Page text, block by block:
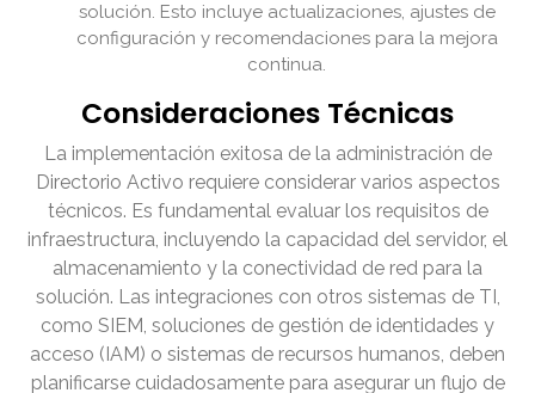
solución. Esto incluye actualizaciones, ajustes de
configuración y recomendaciones para la mejora
continua.
Consideraciones Técnicas
La implementación exitosa de la administración de
Directorio Activo requiere considerar varios aspectos
técnicos. Es fundamental evaluar los requisitos de
infraestructura, incluyendo la capacidad del servidor, el
almacenamiento y la conectividad de red para la
solución. Las integraciones con otros sistemas de TI,
como SIEM, soluciones de gestión de identidades y
acceso (IAM) o sistemas de recursos humanos, deben
planificarse cuidadosamente para asegurar un flujo de